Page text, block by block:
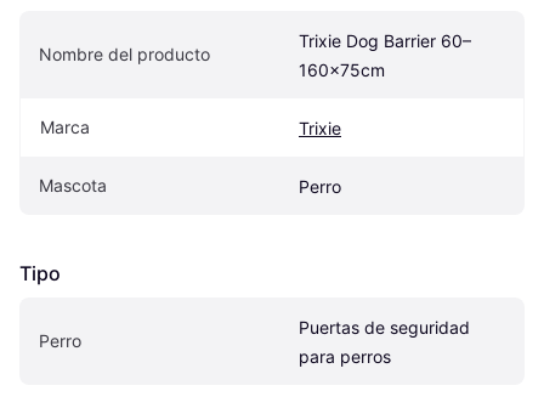
Nombre del producto
Trixie Dog Barrier 60–
160x75cm
Marca Trixie
Mascota Perro
Tipo
Perro
Puertas de seguridad
para perros